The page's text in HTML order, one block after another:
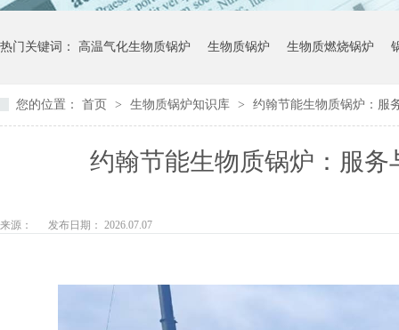
热门关键词： 高温气化生物质锅炉 生物质锅炉 生物质燃烧锅炉
您的位置： 首页 > 生物质锅炉知识库 > 约翰节能生物质锅炉：服
约翰节能生物质锅炉：服
来源： 发布日期： 2026.07.07